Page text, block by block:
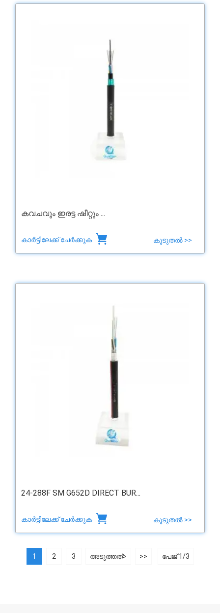
കവചവും ഇരട്ട ഷീറ്റും ...
കാർട്ടിലേക്ക് ചേർക്കുക കൂടുതൽ >>
24-288F SM G652D DIRECT BUR...
കാർട്ടിലേക്ക് ചേർക്കുക കൂടുതൽ >>
1 2 3 അടുത്തത്> >> പേജ് 1/3